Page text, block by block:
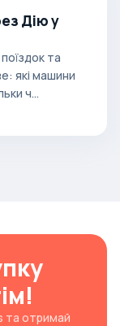
Дію у
та
які машини
ч...
та отримай